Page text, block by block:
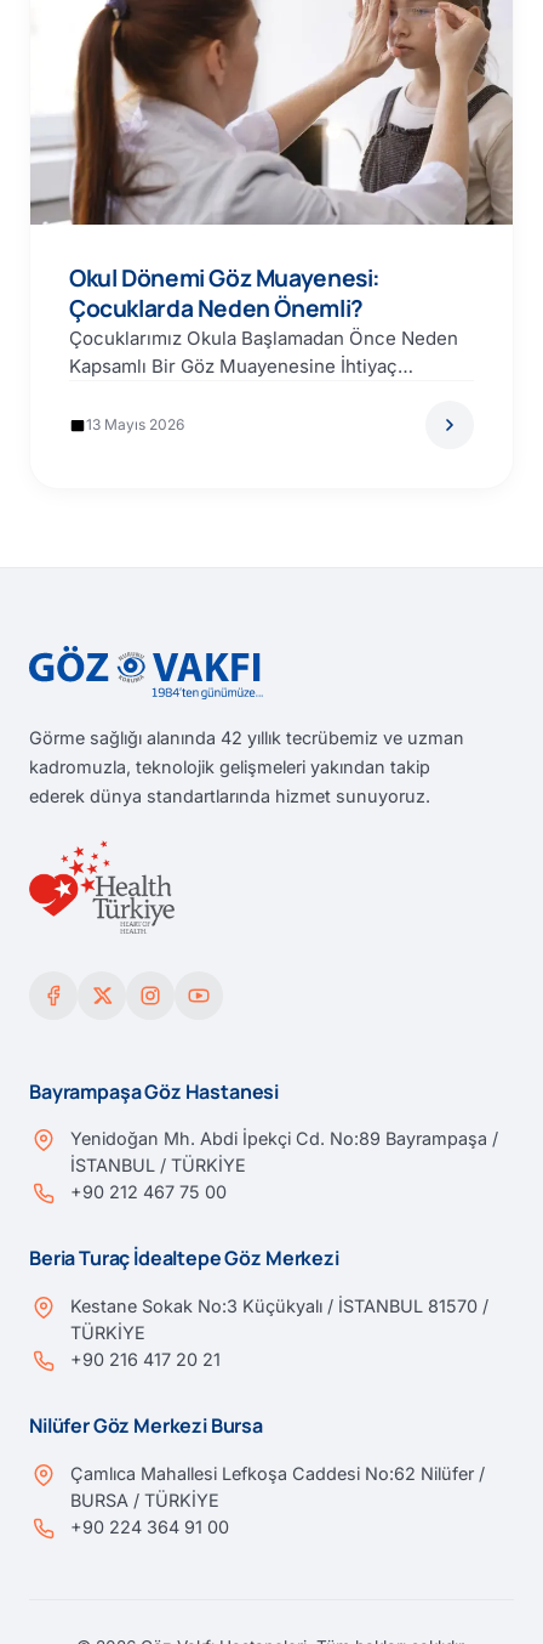
Okul Dönemi Göz Muayenesi:
Çocuklarda Neden Önemli?
Çocuklarımız Okula Başlamadan Önce Neden
Kapsamlı Bir Göz Muayenesine İhtiyaç
13 Mayıs 2026
Görme sağlığı alanında 42 yıllık tecrübemiz ve uzman
kadromuzla, teknolojik gelişmeleri yakından takip
ederek dünya standartlarında hizmet sunuyoruz.
Bayrampaşa Göz Hastanesi
Yenidoğan Mh. Abdi İpekçi Cd. No:89 Bayrampaşa /
İSTANBUL / TÜRKİYE
+90 212 467 75 00
Beria Turaç İdealtepe Göz Merkezi
Kestane Sokak No:3 Küçükyalı / İSTANBUL 81570 /
TÜRKİYE
+90 216 417 20 21
Nilüfer Göz Merkezi Bursa
Çamlıca Mahallesi Lefkoşa Caddesi No:62 Nilüfer /
BURSA / TÜRKİYE
+90 224 364 91 00